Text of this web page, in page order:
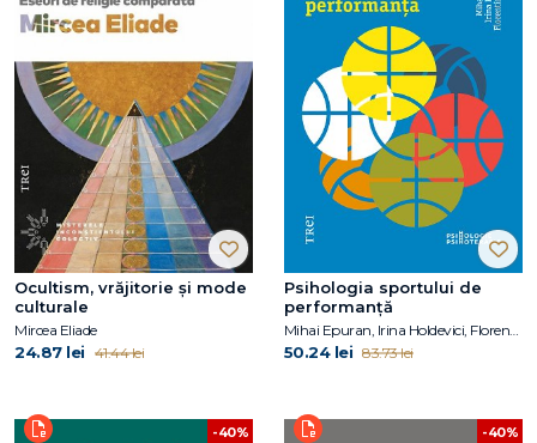
Ocultism, vrăjitorie și mode
culturale
Mircea Eliade
24.87 lei 41.44 lei
Psihologia sportului de
performanță
Mihai Epuran, Irina Holdevici, Florentina Tonița
50.24 lei 83.73 lei
-40% -40%